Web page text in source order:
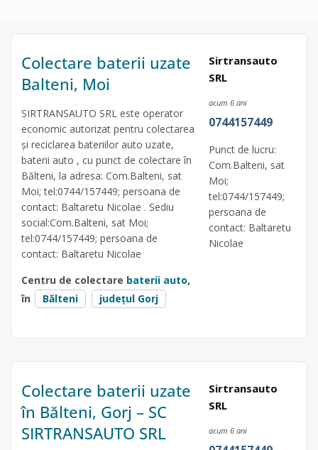
Colectare baterii uzate
Balteni, Moi
SIRTRANSAUTO SRL este operator
economic autorizat pentru colectarea
și reciclarea bateriilor auto uzate,
baterii auto , cu punct de colectare în
Bălteni, la adresa: Com.Balteni, sat
Moi; tel:0744/157449; persoana de
contact: Baltaretu Nicolae . Sediu
social:Com.Balteni, sat Moi;
tel:0744/157449; persoana de
contact: Baltaretu Nicolae
Centru de colectare baterii auto,
în
Bălteni județul Gorj
Sirtransauto
SRL
acum 6 ani
0744157449
Punct de lucru:
Com.Balteni, sat
Moi;
tel:0744/157449;
persoana de
contact: Baltaretu
Nicolae
Colectare baterii uzate
în Bălteni, Gorj – SC
SIRTRANSAUTO SRL
Sirtransauto
SRL
acum 6 ani